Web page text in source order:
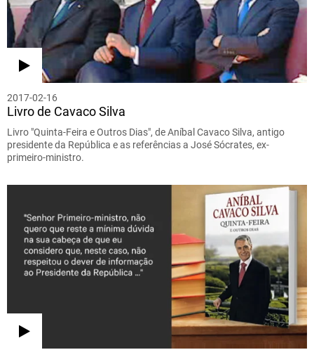
2017-02-16
Livro de Cavaco Silva
Livro "Quinta-Feira e Outros Dias", de Aníbal Cavaco Silva, antigo
presidente da República e as referências a José Sócrates, ex-
primeiro-ministro.